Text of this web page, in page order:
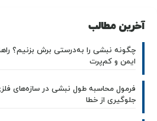
آخرین مطالب
چگونه نبشی را به‌درستی برش بزنیم؟
ایمن و کم‌پرت
فرمول محاسبه طول نبشی در سازه‌های
جلوگیری از خطا